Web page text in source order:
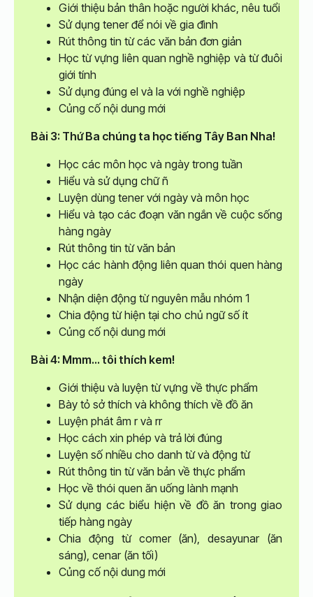
Giới thiệu bản thân hoặc người khác, nêu tuổi
Sử dụng tener để nói về gia đình
Rút thông tin từ các văn bản đơn giản
Học từ vựng liên quan nghề nghiệp và từ đuôi
giới tính
Sử dụng đúng el và la với nghề nghiệp
Củng cố nội dung mới
Bài 3: Thứ Ba chúng ta học tiếng Tây Ban Nha!
Học các môn học và ngày trong tuần
Hiểu và sử dụng chữ ñ
Luyện dùng tener với ngày và môn học
Hiểu và tạo các đoạn văn ngắn về cuộc sống
hàng ngày
Rút thông tin từ văn bản
Học các hành động liên quan thói quen hàng
ngày
Nhận diện động từ nguyên mẫu nhóm 1
Chia động từ hiện tại cho chủ ngữ số ít
Củng cố nội dung mới
Bài 4: Mmm… tôi thích kem!
Giới thiệu và luyện từ vựng về thực phẩm
Bày tỏ sở thích và không thích về đồ ăn
Luyện phát âm r và rr
Học cách xin phép và trả lời đúng
Luyện số nhiều cho danh từ và động từ
Rút thông tin từ văn bản về thực phẩm
Học về thói quen ăn uống lành mạnh
Sử dụng các biểu hiện về đồ ăn trong giao
tiếp hàng ngày
Chia động từ comer (ăn), desayunar (ăn
sáng), cenar (ăn tối)
Củng cố nội dung mới